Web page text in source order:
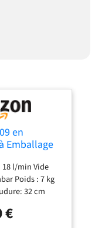
en
Emballage
Ecopro
18 L/Min
Gris
l/min Vide
Poids : 7 kg
32 cm
€